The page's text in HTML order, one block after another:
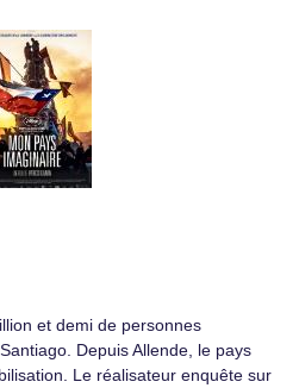
et demi de personnes
Depuis Allende, le pays
Le réalisateur enquête sur